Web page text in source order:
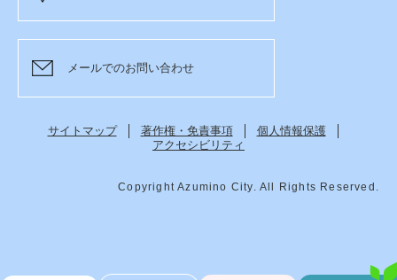
メールでのお問い合わせ
サイトマップ 著作権・免責事項
個人情報保護
アクセシビリティ
Copyright Azumino City. All Rights Reserved.